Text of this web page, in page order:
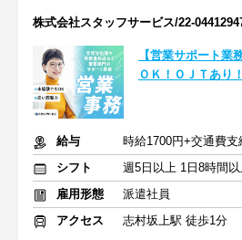
株式会社スタッフサービス/22-
【営業サポート業
ＯＫ！ＯＪＴあり
給与
時給1700円+交通費支
シフト
週5日以上 1日8時間
雇用形態
派遣社員
アクセス
志村坂上駅 徒歩1分